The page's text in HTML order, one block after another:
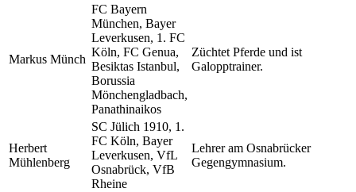
Markus Münch
FC Bayern
München, Bayer
Leverkusen, 1. FC
Köln, FC Genua,
Besiktas Istanbul,
Borussia
Mönchengladbach,
Panathinaikos
Züchtet Pferde und ist
Galopptrainer.
Herbert
Mühlenberg
SC Jülich 1910, 1.
FC Köln, Bayer
Leverkusen, VfL
Osnabrück, VfB
Rheine
Lehrer am Osnabrücker
Gegengymnasium.